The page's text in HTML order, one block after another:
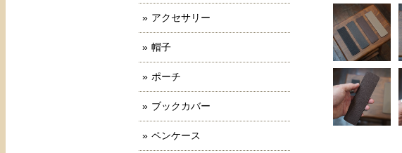
アクセサリー
帽子
ポーチ
ブックカバー
ペンケース